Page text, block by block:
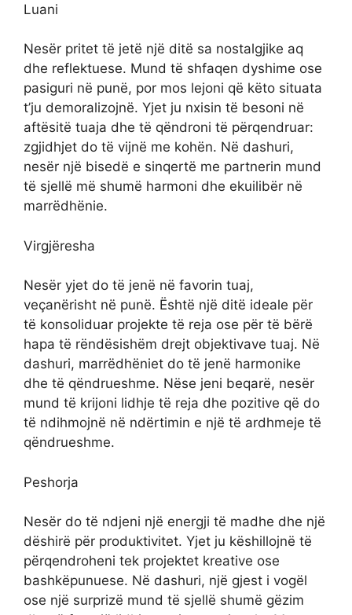
Luani
Nesër pritet të jetë një ditë sa nostalgjike aq
dhe reflektuese. Mund të shfaqen dyshime ose
pasiguri në punë, por mos lejoni që këto situata
t’ju demoralizojnë. Yjet ju nxisin të besoni në
aftësitë tuaja dhe të qëndroni të përqendruar:
zgjidhjet do të vijnë me kohën. Në dashuri,
nesër një bisedë e sinqertë me partnerin mund
të sjellë më shumë harmoni dhe ekuilibër në
marrëdhënie.
Virgjëresha
Nesër yjet do të jenë në favorin tuaj,
veçanërisht në punë. Është një ditë ideale për
të konsoliduar projekte të reja ose për të bërë
hapa të rëndësishëm drejt objektivave tuaj. Në
dashuri, marrëdhëniet do të jenë harmonike
dhe të qëndrueshme. Nëse jeni beqarë, nesër
mund të krijoni lidhje të reja dhe pozitive që do
të ndihmojnë në ndërtimin e një të ardhmeje të
qëndrueshme.
Peshorja
Nesër do të ndjeni një energji të madhe dhe një
dëshirë për produktivitet. Yjet ju këshillojnë të
përqendroheni tek projektet kreative ose
bashkëpunuese. Në dashuri, një gjest i vogël
ose një surprizë mund të sjellë shumë gëzim